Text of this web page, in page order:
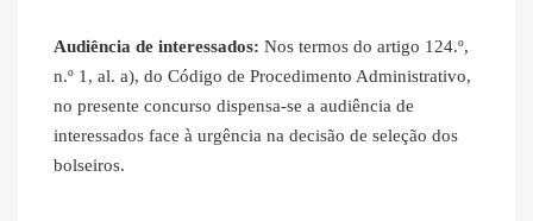
Audiência de interessados: Nos termos do artigo 124.º,
n.º 1, al. a), do Código de Procedimento Administrativo,
no presente concurso dispensa‐se a audiência de
interessados face à urgência na decisão de seleção dos
bolseiros.